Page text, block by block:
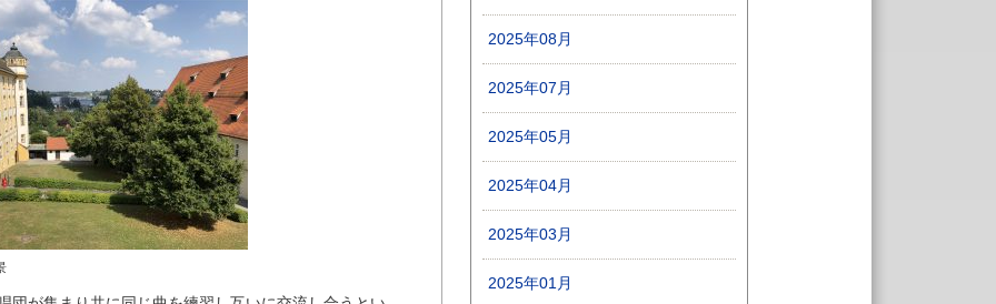
2025年08月
2025年07月
2025年05月
2025年04月
2025年03月
2025年01月